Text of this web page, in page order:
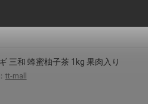
三和 蜂蜜柚子茶 1kg 果肉入り
tt-mall